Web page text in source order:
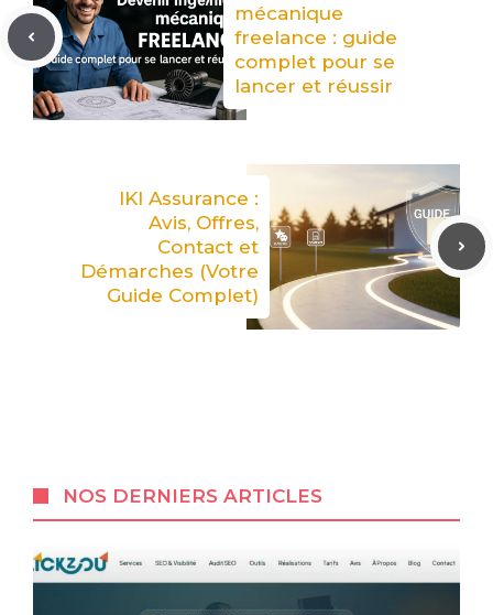
mécanique
freelance : guide
complet pour se
lancer et réussir
IKI Assurance :
Avis, Offres,
Contact et
Démarches (Votre
Guide Complet)
NOS DERNIERS ARTICLES